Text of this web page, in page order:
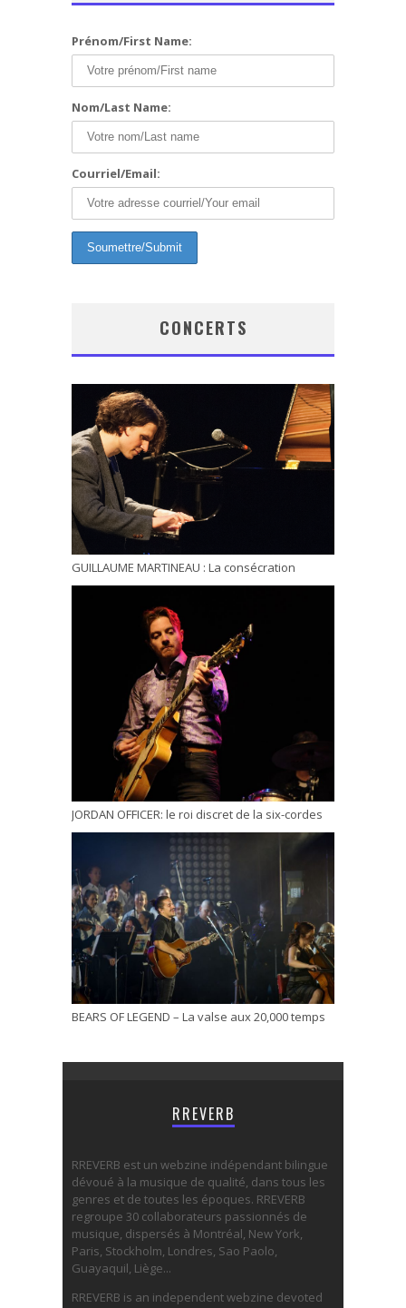
Prénom/First Name:
Nom/Last Name:
Courriel/Email:
CONCERTS
GUILLAUME MARTINEAU : La consécration
JORDAN OFFICER: le roi discret de la six-cordes
BEARS OF LEGEND – La valse aux 20,000 temps
RREVERB
RREVERB est un webzine indépendant bilingue
dévoué à la musique de qualité, dans tous les
genres et de toutes les époques. RREVERB
regroupe 30 collaborateurs passionnés de
musique, dispersés à Montréal, New York,
Paris, Stockholm, Londres, Sao Paolo,
Guayaquil, Liège...
RREVERB is an independent webzine devoted